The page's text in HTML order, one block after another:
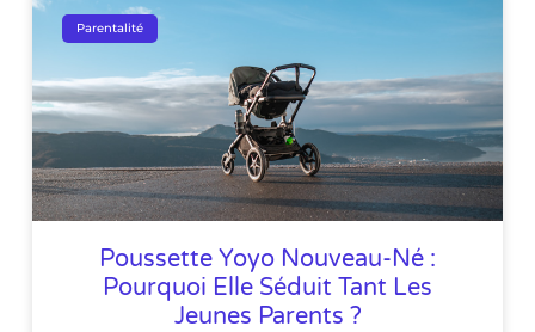
Parentalité
Poussette Yoyo Nouveau-Né :
Pourquoi Elle Séduit Tant Les
Jeunes Parents ?